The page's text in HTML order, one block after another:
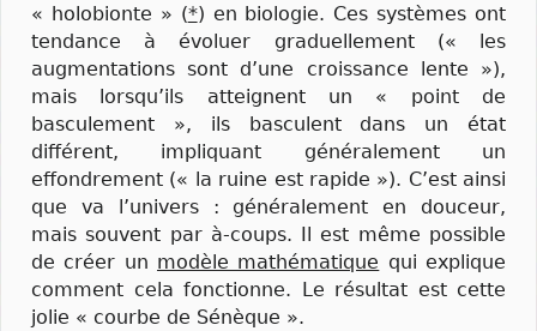
« holobionte » (*) en biologie. Ces systèmes ont
tendance à évoluer graduellement (« les
augmentations sont d’une croissance lente »),
mais lorsqu’ils atteignent un « point de
basculement », ils basculent dans un état
différent, impliquant généralement un
effondrement (« la ruine est rapide »). C’est ainsi
que va l’univers : généralement en douceur,
mais souvent par à-coups. Il est même possible
de créer un modèle mathématique qui explique
comment cela fonctionne. Le résultat est cette
jolie « courbe de Sénèque ».